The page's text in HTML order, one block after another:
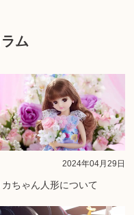
ム
2024年04月29日
カちゃん人形について